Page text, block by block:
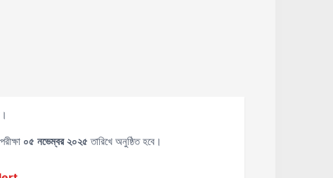
০৫ নভেম্বর ২০২৫ তারিখে অনুষ্ঠিত হবে।